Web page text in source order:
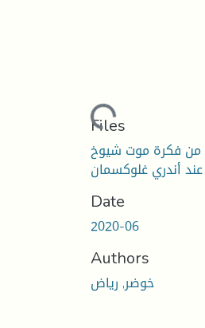
Loading...
Files
من فكرة موت شيوخ
Date
2020-06
Authors
خوضر, رياض